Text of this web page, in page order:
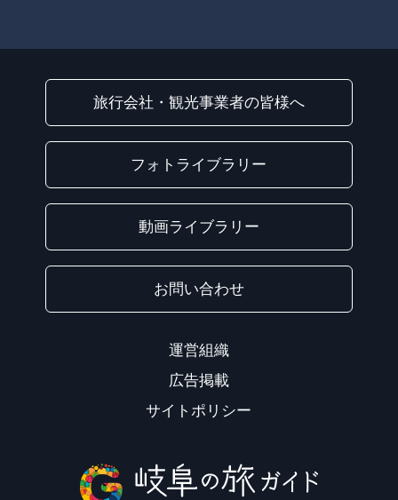
旅行会社・観光事業者の皆様へ
フォトライブラリー
動画ライブラリー
お問い合わせ
運営組織
広告掲載
サイトポリシー